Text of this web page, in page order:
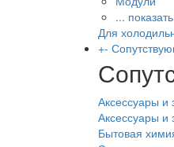
...
Для
+-
Аксессуары и
Аксессуары и
Бытовая